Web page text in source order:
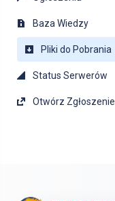
Baza Wiedzy
Pliki do Pobrania
Status Serwerów
Otwórz Zgłoszenie